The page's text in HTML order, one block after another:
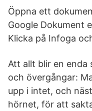
Öppna ett
Google Dokument
Klicka på Infoga
Att allt blir en enda
och övergångar:
upp i intet, och
hörnet, för att